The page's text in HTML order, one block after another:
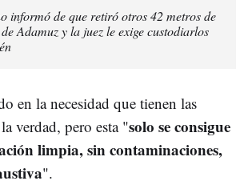
informó de que retiró otros 42 metros de
Adamuz y la juez le exige custodiarlos
en la necesidad que tienen las
verdad, pero esta "solo se consigue
limpia, sin contaminaciones,
".